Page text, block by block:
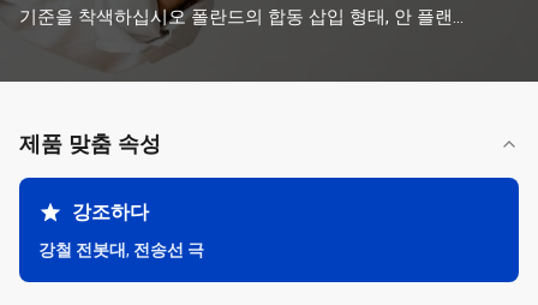
기준을 착색하십시오 폴란드의 합동 삽입 형태, 안 플랜...
제품 맞춤 속성
강조하다
강철 전봇대, 전송선 극